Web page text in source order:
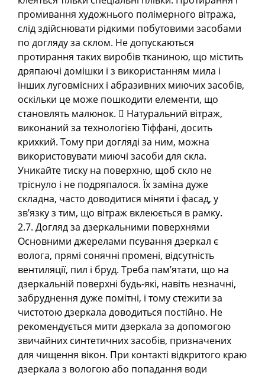
промивання художнього полімерного вітража,
слід здійснювати рідкими побутовими засобами
по догляду за склом. Не допускаються
протирання таких виробів тканиною, що містить
дряпаючі домішки і з використанням мила і
інших луговмісних і абразивних миючих засобів,
оскільки це може пошкодити елементи, що
становлять малюнок.  Натуральний вітраж,
виконаний за технологією Тіффані, досить
крихкий. Тому при догляді за ним, можна
використовувати миючі засоби для скла.
Уникайте тиску на поверхню, щоб скло не
тріснуло і не подряпалося. Їх заміна дуже
складна, часто доводитися міняти і фасад, у
зв’язку з тим, що вітраж вклеюється в рамку.
2.7. Догляд за дзеркальними поверхнями
Основними джерелами псування дзеркал є
волога, прямі сонячні промені, відсутність
вентиляції, пил і бруд. Треба пам’ятати, що на
дзеркальній поверхні будь-які, навіть незначні,
забруднення дуже помітні, і тому стежити за
чистотою дзеркала доводиться постійно. Не
рекомендується мити дзеркала за допомогою
звичайних синтетичних засобів, призначених
для чищення вікон. При контакті відкритого краю
дзеркала з вологою або попадання води